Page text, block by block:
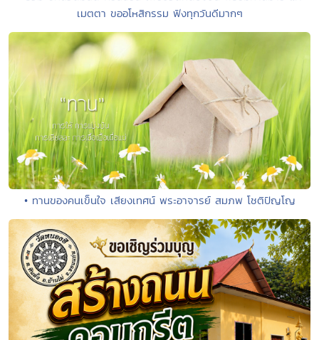
เมตตา ขออโหสิกรรม ฟังทุกวันดีมากๆ
• ทานของคนเข็นใจ เสียงเทศน์ พระอาจารย์ สมภพ โชติปัญโญ